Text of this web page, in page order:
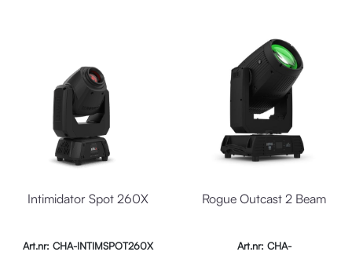
Intimidator Spot 260X
Art.nr: CHA-INTIMSPOT260X
Rogue Outcast 2 Beam
Art.nr: CHA-